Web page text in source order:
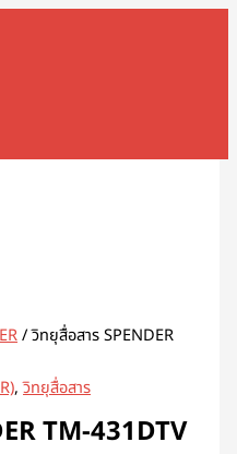
/ วิทยุสื่อสาร SPENDER
,วิทยุสื่อสาร
TM-431DTV